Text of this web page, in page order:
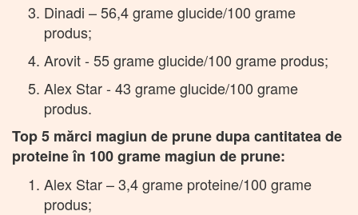
Dinadi – 56,4 grame glucide/100 grame
produs;
Arovit - 55 grame glucide/100 grame produs;
Alex Star - 43 grame glucide/100 grame
produs.
Top 5 mărci magiun de prune dupa cantitatea de
proteine în 100 grame magiun de prune:
Alex Star – 3,4 grame proteine/100 grame
produs;